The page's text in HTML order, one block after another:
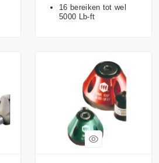
16 bereiken tot wel
5000 Lb-ft